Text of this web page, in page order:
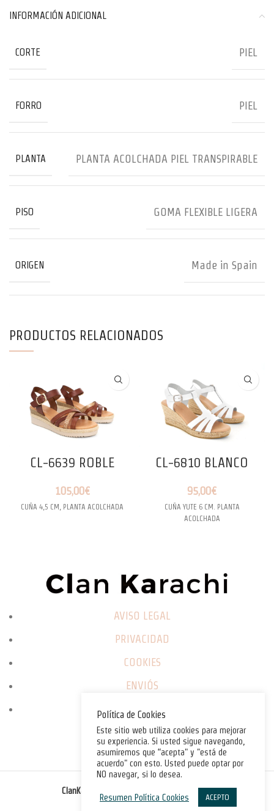
INFORMACIÓN ADICIONAL
CORTE PIEL
FORRO PIEL
PLANTA PLANTA ACOLCHADA PIEL TRANSPIRABLE
PISO GOMA FLEXIBLE LIGERA
ORIGEN Made in Spain
PRODUCTOS RELACIONADOS
CL-6639 ROBLE
105,00€
CUÑA 4,5 CM, PLANTA ACOLCHADA
CL-6810 BLANCO
95,00€
CUÑA YUTE 6 CM. PLANTA
ACOLCHADA
AVISO LEGAL
PRIVACIDAD
COOKIES
ENVIÓS
CAMBIOS / DEVOLUCIONES
ClanKarachi.com . All rights reserved.©
Política de Cookies
Este sitio web utiliza cookies para mejorar
su experiencia. Si usted sigue navegando,
asumiremos que “acepta" y "está de
acuerdo" con esto. Usted puede optar por
NO navegar, si lo desea.
Resumen Política Cookies ACEPTO